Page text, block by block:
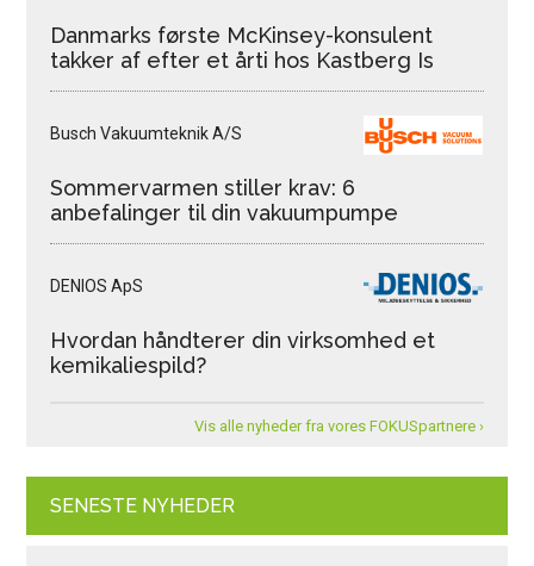
Danmarks første McKinsey-konsulent
takker af efter et årti hos Kastberg Is
Busch Vakuumteknik A/S
Sommervarmen stiller krav: 6
anbefalinger til din vakuumpumpe
DENIOS ApS
Hvordan håndterer din virksomhed et
kemikaliespild?
Vis alle nyheder fra vores FOKUSpartnere ›
SENESTE NYHEDER